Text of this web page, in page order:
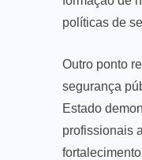
políticas de
Outro ponto
segurança
Estado
profissionais